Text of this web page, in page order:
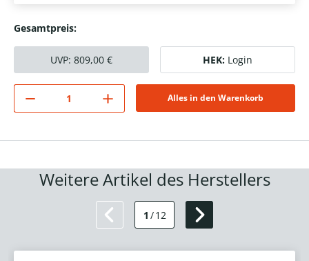
Gesamtpreis:
UVP: 809,00 € HEK: Login
Alles in den Warenkorb
Weitere Artikel des Herstellers
1 /12